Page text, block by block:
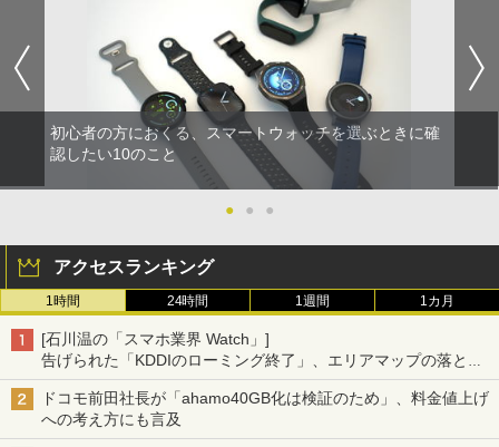
初心者の方におくる、スマートウォッチを選ぶときに確
認したい10のこと
● ● ●
アクセスランキング
1時間 24時間 1週間 1カ月
[石川温の「スマホ業界 Watch」]
告げられた「KDDIのローミング終了」、エリアマップの落とし
穴と楽天モバイルの課題
ドコモ前田社長が「ahamo40GB化は検証のため」、料金値上げ
への考え方にも言及